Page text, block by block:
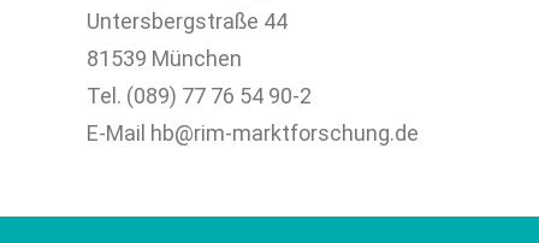
Untersbergstraße 44
81539 München
Tel. (089) 77 76 54 90-2
E-Mail hb@rim-marktforschung.de